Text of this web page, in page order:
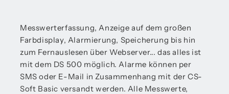
Messwerterfassung, Anzeige auf dem großen
Farbdisplay, Alarmierung, Speicherung bis hin
zum Fernauslesen über Webserver... das alles ist
mit dem DS 500 möglich. Alarme können per
SMS oder E-Mail in Zusammenhang mit der CS-
Soft Basic versandt werden. Alle Messwerte,